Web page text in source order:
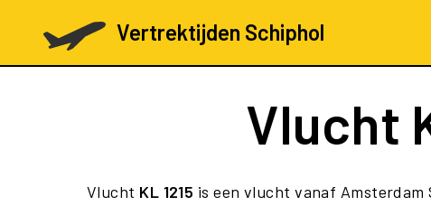
Vertrektijden Schiphol
Vlucht
Vlucht KL 1215 is een vlucht vanaf Amsterdam